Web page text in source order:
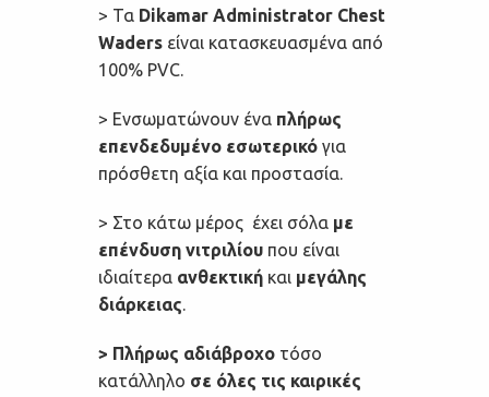
> Τα Dikamar Administrator Chest
Waders είναι κατασκευασμένα από
100% PVC.
> Ενσωματώνουν ένα πλήρως
επενδεδυμένο εσωτερικό για
πρόσθετη αξία και προστασία.
> Στο κάτω μέρος έχει σόλα με
επένδυση νιτριλίου που είναι
ιδιαίτερα ανθεκτική και μεγάλης
διάρκειας.
> Πλήρως αδιάβροχο τόσο
κατάλληλο σε όλες τις καιρικές